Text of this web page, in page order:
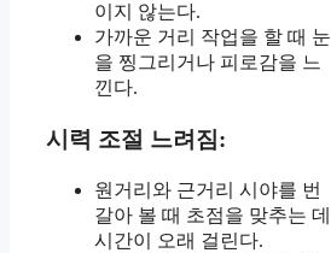
이지 않는다.
가까운 거리 작업을 할 때 눈
을 찡그리거나 피로감을 느
낀다.
시력 조절 느려짐:
원거리와 근거리 시야를 번
갈아 볼 때 초점을 맞추는 데
시간이 오래 걸린다.